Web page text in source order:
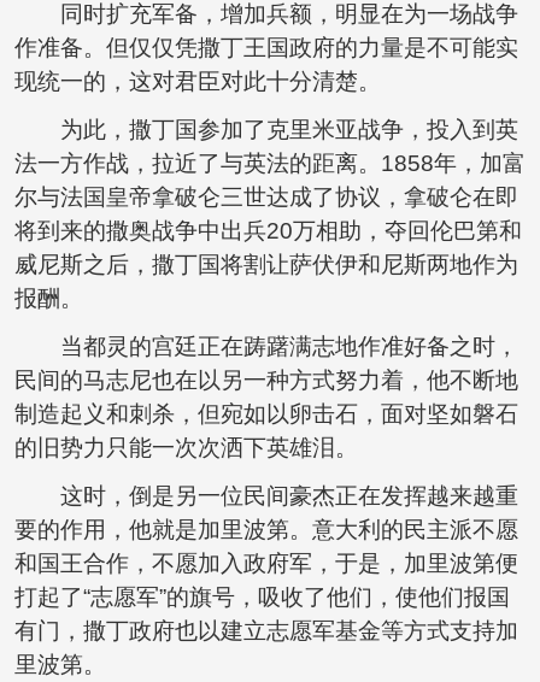
同时扩充军备，增加兵额，明显在为一场战争
作准备。但仅仅凭撒丁王国政府的力量是不可能实
现统一的，这对君臣对此十分清楚。
为此，撒丁国参加了克里米亚战争，投入到英
法一方作战，拉近了与英法的距离。1858年，加富
尔与法国皇帝拿破仑三世达成了协议，拿破仑在即
将到来的撒奥战争中出兵20万相助，夺回伦巴第和
威尼斯之后，撒丁国将割让萨伏伊和尼斯两地作为
报酬。
当都灵的宫廷正在踌躇满志地作准好备之时，
民间的马志尼也在以另一种方式努力着，他不断地
制造起义和刺杀，但宛如以卵击石，面对坚如磐石
的旧势力只能一次次洒下英雄泪。
这时，倒是另一位民间豪杰正在发挥越来越重
要的作用，他就是加里波第。意大利的民主派不愿
和国王合作，不愿加入政府军，于是，加里波第便
打起了“志愿军”的旗号，吸收了他们，使他们报国
有门，撒丁政府也以建立志愿军基金等方式支持加
里波第。